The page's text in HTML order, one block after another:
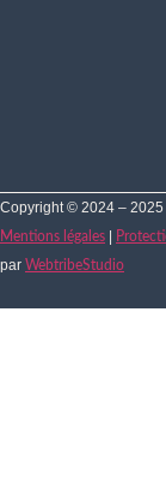
Copyright © 2024 –
Mentions légales
par WebtribeStudio